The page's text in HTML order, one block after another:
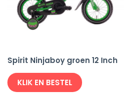
Spirit Ninjaboy groen 12 Inch
KLIK EN BESTEL